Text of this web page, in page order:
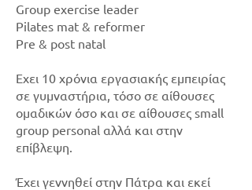
Group exercise leader
Pilates mat & reformer
Pre & post natal
Εχει 10 χρόνια εργασιακής εμπειρίας
σε γυμναστήρια, τόσο σε αίθουσες
ομαδικών όσο και σε αίθουσες small
group personal αλλά και στην
επίβλεψη.
Έχει γεννηθεί στην Πάτρα και εκεί